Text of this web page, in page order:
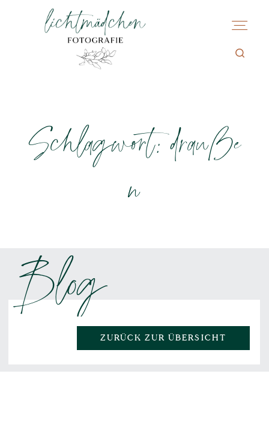
Schlagwort: drauße
n
Blog
ZURÜCK ZUR ÜBERSICHT